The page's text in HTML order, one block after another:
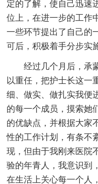
定的了解，使自己迅速
位上，在进一步的工作
一些环节提出了自己的
可后，积极着手分步实
经过几个月后，承
以重任，把护士长这一
细、做实、做扎实我便
的每一个成员，摸索她
的优缺点，并根据大家
性的工作计划，有条不
现，但由于我刚来医院
验的年青人，我意识到
在生活上关心每一个人